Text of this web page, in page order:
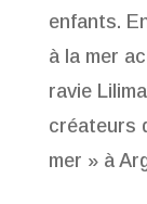
enfants.
à la mer
ravie
créateurs
mer » à